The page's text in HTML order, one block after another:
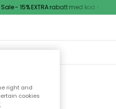
- 15% EXTRA rabatt med kod
right and
cookies